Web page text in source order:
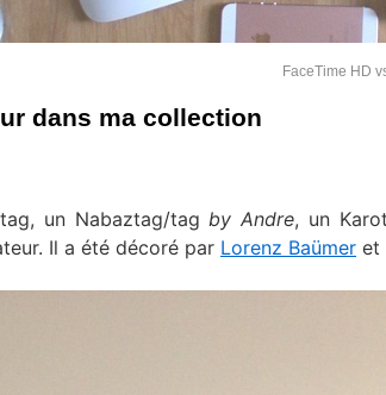
FaceTime HD
dans ma collection
un Nabaztag/tagby Andre, un
Il a été décoré par Lorenz Baümer et